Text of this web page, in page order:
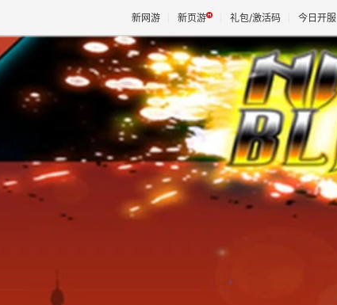
新网游 新页游 礼包/激活码 今日开服